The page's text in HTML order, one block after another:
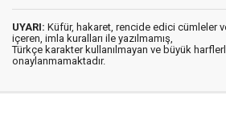
UYARI: Küfür, hakaret, rencide edici cümleler
içeren, imla kuralları ile yazılmamış,
Türkçe karakter kullanılmayan ve büyük
onaylanmamaktadır.